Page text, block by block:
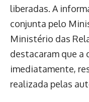
liberadas. A
conjunta pelo
Ministério das
destacaram que a
imediatamente,
realizada pelas